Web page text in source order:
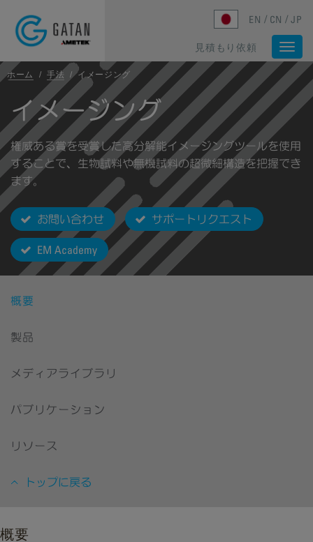
EN CN JP
見積もり依頼
ホーム / 手法 /イメージング
イメージング
権威ある賞を受賞した高分解能イメージングツールを使用
することで、生物試料や無機試料の超微細構造を把握でき
ます。
お問い合わせ サポートリクエスト
EM Academy
概要
製品
メディアライブラリ
パブリケーション
リソース
トップに戻る
概要